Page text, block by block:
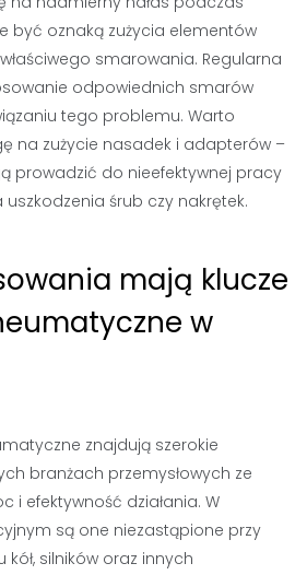
być oznaką zużycia elementów
smarowania. Regularna
odpowiednich smarów
tego problemu. Warto
na zużycie nasadek i adapterów –
prowadzić do nieefektywnej pracy
śrub czy nakrętek.
mają klucze
w
znajdują szerokie
branżach przemysłowych ze
i efektywność działania. W
są one niezastąpione przy
silników oraz innych